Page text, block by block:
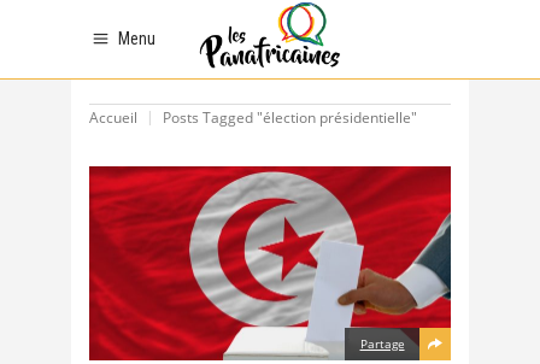
Menu
Accueil Posts Tagged "élection présidentielle"
Partage